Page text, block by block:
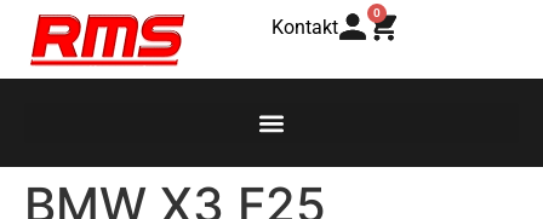
Kontakt
0
BMW X3 F25